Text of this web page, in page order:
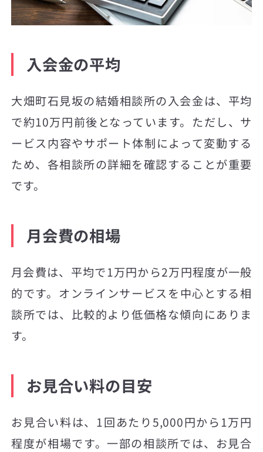
入会金の平均
大畑町石見坂の結婚相談所の入会金は、平均
で約10万円前後となっています。ただし、サ
ービス内容やサポート体制によって変動する
ため、各相談所の詳細を確認することが重要
です。
月会費の相場
月会費は、平均で1万円から2万円程度が一般
的です。オンラインサービスを中心とする相
談所では、比較的より低価格な傾向にありま
す。
お見合い料の目安
お見合い料は、1回あたり5,000円から1万円
程度が相場です。一部の相談所では、お見合